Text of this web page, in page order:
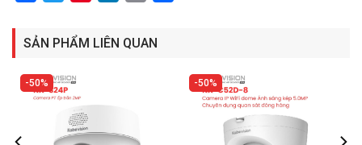
SẢN PHẨM LIÊN QUAN
50% 50%